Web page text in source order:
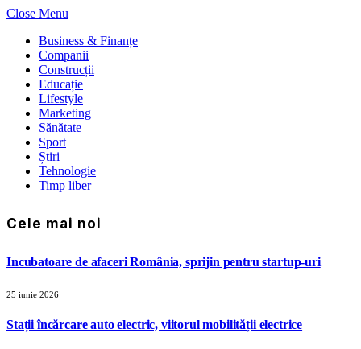
Close Menu
Business & Finanțe
Companii
Construcții
Educație
Lifestyle
Marketing
Sănătate
Sport
Știri
Tehnologie
Timp liber
Cele mai noi
Incubatoare de afaceri România, sprijin pentru startup-uri
25 iunie 2026
Stații încărcare auto electric, viitorul mobilității electrice